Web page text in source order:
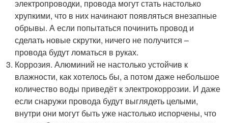
электропроводки, провода могут стать настолько
хрупкими, что в них начинают появляться внезапные
обрывы. А если попытаться починить провод и
сделать новые скрутки, ничего не получится –
провода будут ломаться в руках.
Коррозия. Алюминий не настолько устойчив к
влажности, как хотелось бы, а потом даже небольшое
количество воды приведёт к электрокоррозии. И даже
если снаружи провода будут выглядеть целыми,
внутри они могут быть уже настолько испорчены, что